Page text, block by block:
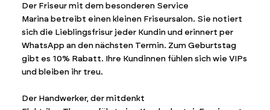
Der Friseur mit dem besonderen Service
Marina betreibt einen kleinen Friseursalon. Sie notiert
sich die Lieblingsfrisur jeder Kundin und erinnert per
WhatsApp an den nächsten Termin. Zum Geburtstag
gibt es 10% Rabatt. Ihre Kundinnen fühlen sich wie VIPs
und bleiben ihr treu.
Der Handwerker, der mitdenkt